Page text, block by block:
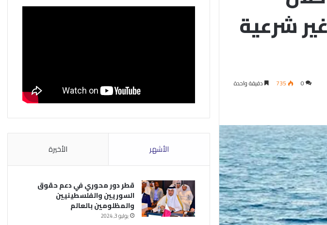
شرعية
0
735 دقيقة واحدة
الأشهر الأخيرة
قطر دور محوري في دعم حقوق
السوريين والفلسطينيين
والمظلومين بالعالم
يوليو 3, 2024